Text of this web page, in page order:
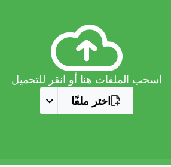
اسحب الملفات هنا أو انقر للتحميل
اختر ملفًا